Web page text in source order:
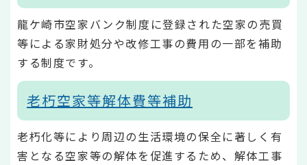
龍ケ崎市空家バンク制度に登録された空家の売買
等による家財処分や改修工事の費用の一部を補助
する制度です。
老朽空家等解体費等補助
老朽化等により周辺の生活環境の保全に著しく有
害となる空家等の解体を促進するため、解体工事